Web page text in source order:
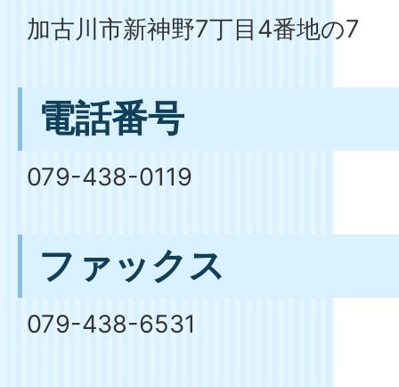
加古川市新神野7丁目4番地の7
電話番号
079-438-0119
ファックス
079-438-6531